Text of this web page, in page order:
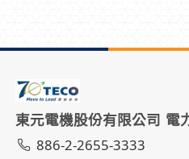
東元電機股份有限公司 電
886-2-2655-3333